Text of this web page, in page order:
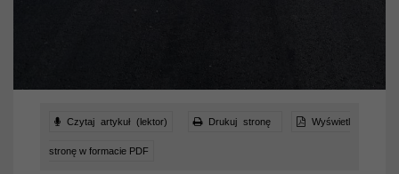
Czytaj artykuł (lektor) Drukuj stronę Wyświetl
stronę w formacie PDF